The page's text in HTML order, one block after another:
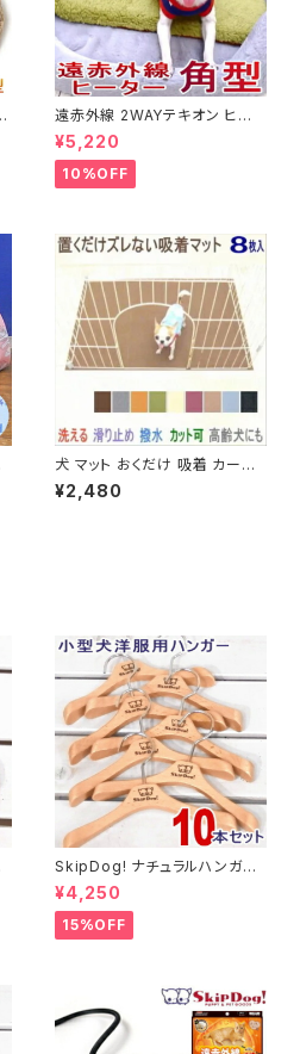
遠赤外線 2WAYテキオン ヒータ
ー 角型 Ｍサイズ(チワワ 小型犬
ペット グッズ 暖房 保温 ヒータ
ー 犬用品 送料無料)
¥5,220
10%OFF
犬 マット おくだけ 吸着 カーペ
ット 撥水 タイルマット 8枚セット
チワワ 床 フローリング 膝蓋骨
¥2,480
SkipDog! ナチュラルハンガー
10本セット
¥4,250
15%OFF